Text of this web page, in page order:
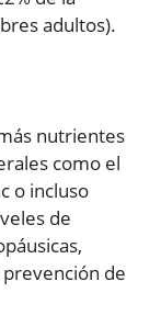
adultos).
nutrientes
como el
o incluso
de
de